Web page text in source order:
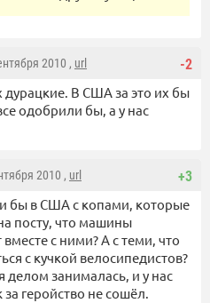
-2
2010 , url
дурацкие. В США за это их бы
одобрили бы, а у нас
+3
2010 , url
бы в США с копами, которые
посту, что машины
с ними? А с теми, что
с кучкой велосипедистов?
занималась, и у нас
за геройство не сошёл.